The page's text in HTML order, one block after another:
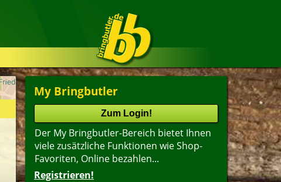
My Bringbutler
Der My Bringbutler-Bereich bietet Ihnen
viele zusätzliche Funktionen wie Shop-
Favoriten, Online bezahlen...
Registrieren!